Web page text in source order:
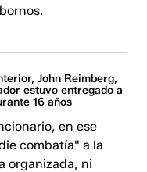
John Reimberg,
estuvo entregado a
16 años
en ese
combatía" a la
organizada, ni